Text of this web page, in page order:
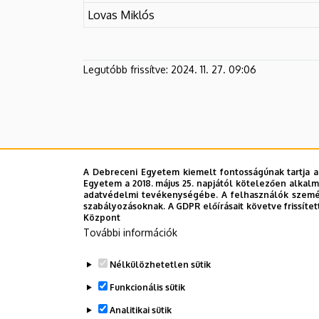
EGYETEMLovas Miklós
Legutóbb frissítve: 2024. 11. 27. 09:06
A Debreceni Egyetem kiemelt fontosságúnak
Egyetem a 2018. május 25. napjától kötelezően
adatvédelmi tevékenységébe. A felhasználók
szabályozásoknak. A GDPR előírásait követve
Központ
További információk
Nélkülözhetetlen sütik
Funkcionális sütik
Analitikai sütik